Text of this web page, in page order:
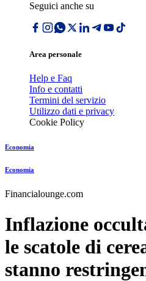
Seguici anche su
Area personale
Help e Faq
Info e contatti
Termini del servizio
Utilizzo dati e privacy
Cookie Policy
Economia
Economia
Financialounge.com
Inflazione
le scatole di
stanno